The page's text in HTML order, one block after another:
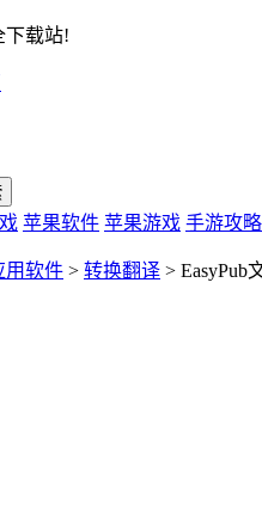
下载站!
苹果软件 苹果游戏 手游攻略
用软件 > 转换翻译 > EasyPub